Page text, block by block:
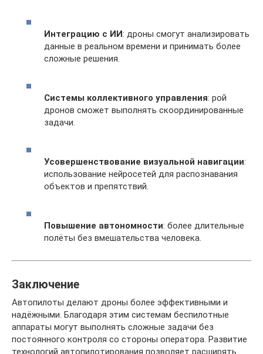
Интеграцию с ИИ: дроны смогут анализировать
данные в реальном времени и принимать более
сложные решения.
Системы коллективного управления: рой
дронов сможет выполнять скоординированные
задачи.
Усовершенствование визуальной навигации:
использование нейросетей для распознавания
объектов и препятствий.
Повышение автономности: более длительные
полёты без вмешательства человека.
Заключение
Автопилоты делают дроны более эффективными и
надёжными. Благодаря этим системам беспилотные
аппараты могут выполнять сложные задачи без
постоянного контроля со стороны оператора. Развитие
технологий автопилотирования позволяет расширять